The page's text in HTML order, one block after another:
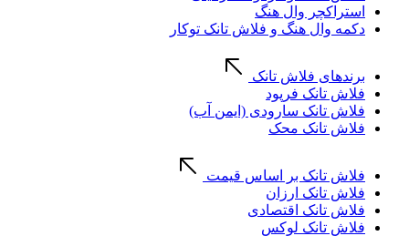
استراکچر وال هنگ
دکمه وال هنگ و فلاش تانک توکار
برندهای فلاش تانک
فلاش تانک فرپود
فلاش تانک سارودی (ایمن آب)
فلاش تانک محک
فلاش تانک بر اساس قیمت
فلاش تانک ارزان
فلاش تانک اقتصادی
فلاش تانک لوکس